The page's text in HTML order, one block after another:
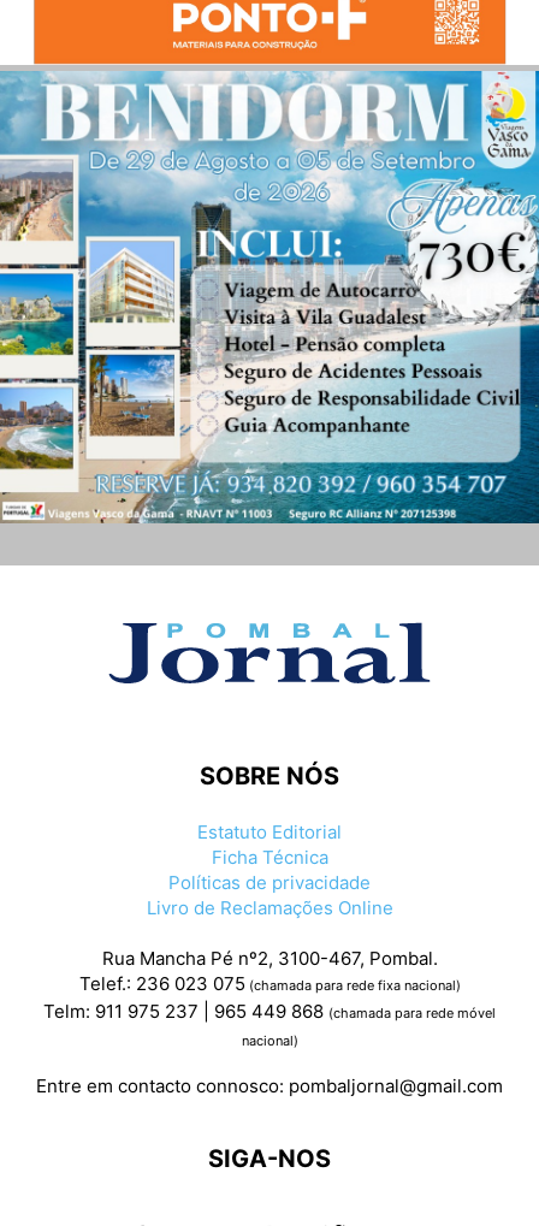
SOBRE NÓS
Estatuto Editorial
Ficha Técnica
Políticas de privacidade
Livro de Reclamações Online
Rua Mancha Pé nº2, 3100-467, Pombal.
Telef.: 236 023 075 (chamada para rede fixa nacional)
Telm: 911 975 237 | 965 449 868 (chamada para rede móvel
nacional)
Entre em contacto connosco: pombaljornal@gmail.com
SIGA-NOS